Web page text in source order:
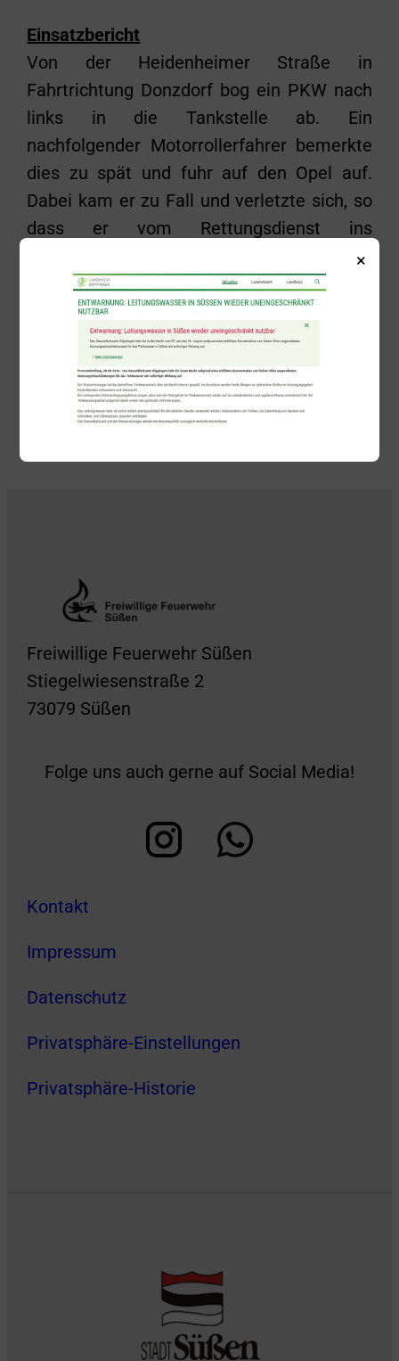
Einsatzbericht
Von der Heidenheimer Straße in
Fahrtrichtung Donzdorf bog ein PKW nach
links in die Tankstelle ab. Ein
nachfolgender Motorrollerfahrer bemerkte
dies zu spät und fuhr auf den Opel auf.
Dabei kam er zu Fall und verletzte sich, so
dass er vom Rettungsdienst ins
Krankenhaus gefahren werden musste. Bei
dem Unfall entstand ein Ölfleck, der von
der um 16:25 Uhr alarmierten Freiwilligen
Feuerwehr Süßen aufgenommen wurde.
ZurückAlle Beiträge anzeigenWeiter
Freiwillige Feuerwehr Süßen
Stiegelwiesenstraße 2
73079 Süßen
Folge uns auch gerne auf Social Media!
Kontakt
Impressum
Datenschutz
Privatsphäre-Einstellungen
Privatsphäre-Historie
×